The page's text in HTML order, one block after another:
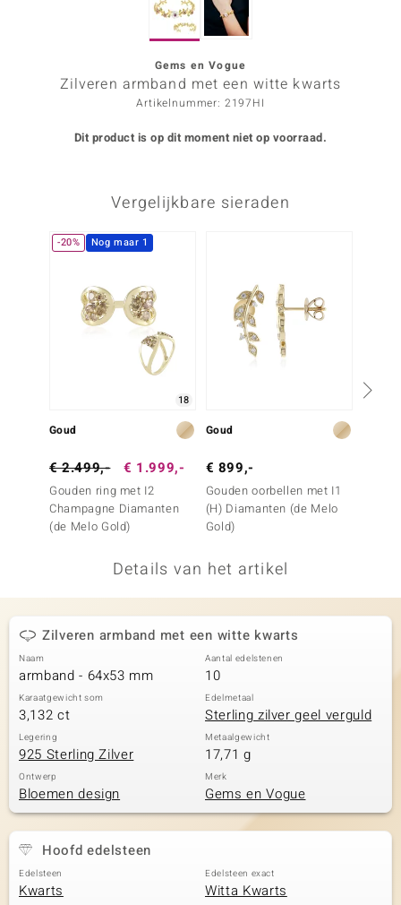
Designs
Gems en Vogue
Zilveren armband met een witte kwarts
Artikelnummer: 2197HI
Dit product is op dit moment niet op voorraad.
Vergelijkbare sieraden
-20% Nog maar 1
18
Goud
€ 2.499,- € 1.999,-
Gouden ring met I2
Champagne Diamanten
(de Melo Gold)
Goud
€ 899,-
Gouden oorbellen met I1
(H) Diamanten (de Melo
Gold)
Details van het artikel
Zilveren armband met een witte kwarts
Naam
armband - 64x53 mm
Aantal edelstenen
10
Karaatgewicht som
3,132 ct
Edelmetaal
Sterling zilver geel verguld
Legering
925 Sterling Zilver
Metaalgewicht
17,71 g
Ontwerp
Bloemen design
Merk
Gems en Vogue
Hoofd edelsteen
Edelsteen
Kwarts
Edelsteen exact
Witta Kwarts